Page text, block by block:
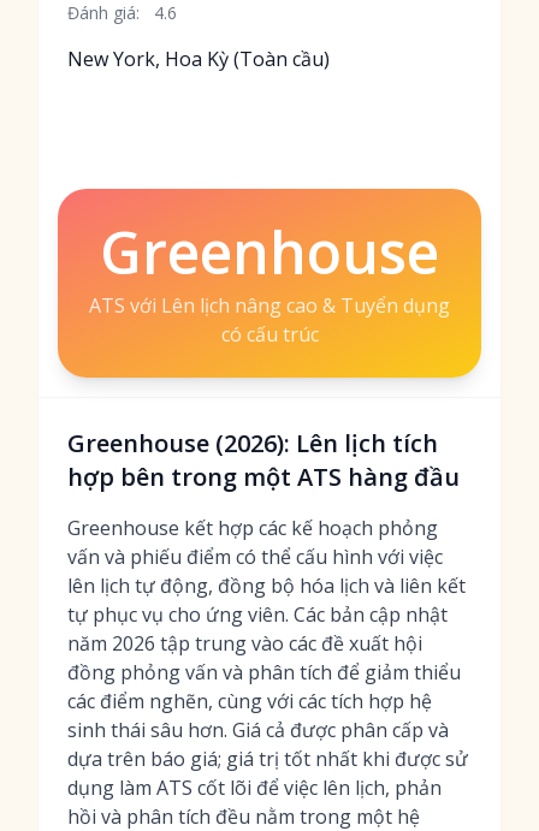
Đánh giá: 4.6
New York, Hoa Kỳ (Toàn cầu)
Greenhouse
ATS với Lên lịch nâng cao & Tuyển dụng
có cấu trúc
Greenhouse (2026): Lên lịch tích
hợp bên trong một ATS hàng đầu
Greenhouse kết hợp các kế hoạch phỏng
vấn và phiếu điểm có thể cấu hình với việc
lên lịch tự động, đồng bộ hóa lịch và liên kết
tự phục vụ cho ứng viên. Các bản cập nhật
năm 2026 tập trung vào các đề xuất hội
đồng phỏng vấn và phân tích để giảm thiểu
các điểm nghẽn, cùng với các tích hợp hệ
sinh thái sâu hơn. Giá cả được phân cấp và
dựa trên báo giá; giá trị tốt nhất khi được sử
dụng làm ATS cốt lõi để việc lên lịch, phản
hồi và phân tích đều nằm trong một hệ